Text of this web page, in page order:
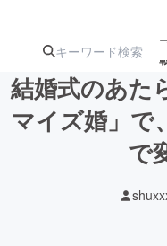
注目
結婚式のあた
マイズ婚」で
で